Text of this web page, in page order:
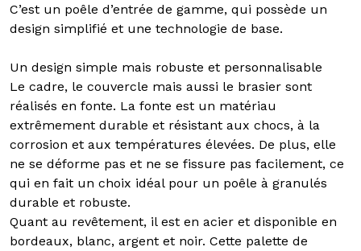
C’est un poêle d’entrée de gamme, qui possède un
design simplifié et une technologie de base.
Un design simple mais robuste et personnalisable
Le cadre, le couvercle mais aussi le brasier sont
réalisés en fonte. La fonte est un matériau
extrêmement durable et résistant aux chocs, à la
corrosion et aux températures élevées. De plus, elle
ne se déforme pas et ne se fissure pas facilement, ce
qui en fait un choix idéal pour un poêle à granulés
durable et robuste.
Quant au revêtement, il est en acier et disponible en
bordeaux, blanc, argent et noir. Cette palette de